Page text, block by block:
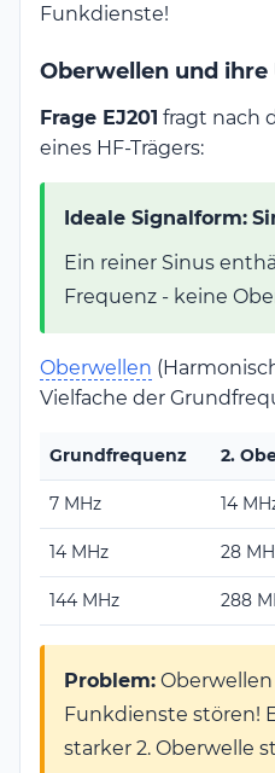
Funkdienste!
Oberwellen und ihre
Frage EJ201 fragt nach
eines HF-Trägers:
Ideale Signalform:
Ein reiner Sinus
Frequenz - keine
Oberwellen
Vielfache der
Grundfrequenz 2.
7 MHz 14
14 MHz 28
144 MHz 288
Problem:
Funkdienste stören!
starker 2. Oberwelle